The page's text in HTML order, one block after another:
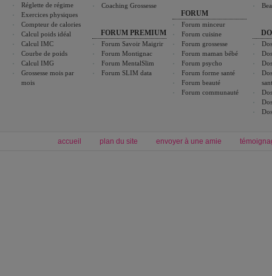
Réglette de régime
Exercices physiques
Compteur de calories
Calcul poids idéal
Calcul IMC
Courbe de poids
Calcul IMG
Grossesse mois par
mois
Coaching Grossesse
FORUM PREMIUM
Forum Savoir Maigrir
Forum Montignac
Forum MentalSlim
Forum SLIM data
FORUM
Forum minceur
Forum cuisine
Forum grossesse
Forum maman bébé
Forum psycho
Forum forme santé
Forum beauté
Forum communauté
accueil plan du site envoyer à une amie